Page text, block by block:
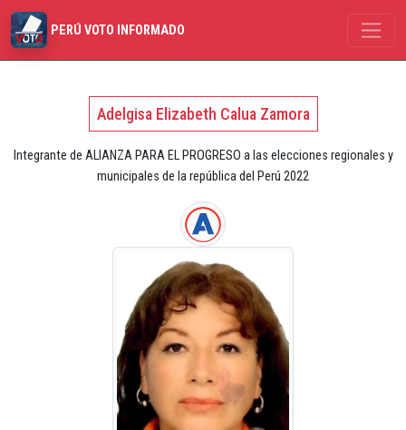
PERÚ VOTO INFORMADO
Adelgisa Elizabeth Calua Zamora
Integrante de ALIANZA PARA EL PROGRESO a las elecciones regionales y
municipales de la república del Perú 2022